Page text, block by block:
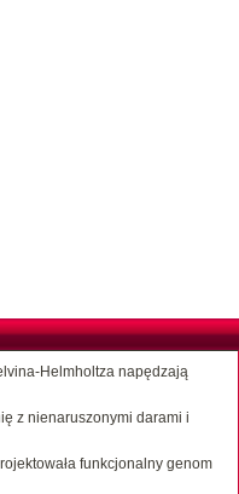
Helmholtza napędzają
z nienaruszonymi darami i
funkcjonalny genom